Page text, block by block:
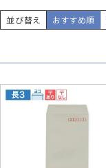
名刺
120×235
長4窓封筒
B5横3つ折
90×205
並び替え おすすめ順